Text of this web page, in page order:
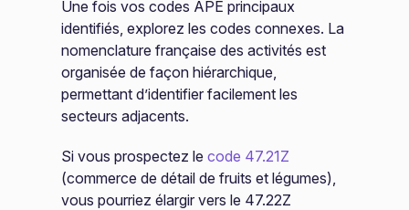
Une fois vos codes APE principaux
identifiés, explorez les codes connexes. La
nomenclature française des activités est
organisée de façon hiérarchique,
permettant d’identifier facilement les
secteurs adjacents.
Si vous prospectez le code 47.21Z
(commerce de détail de fruits et légumes),
vous pourriez élargir vers le 47.22Z